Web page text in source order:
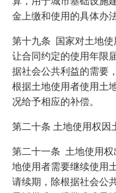
金上缴和使用的具体办
第十九条 国家对土地
让合同约定的使用年限
据社会公共利益的需要
根据土地使用者使用土
况给予相应的补偿。
第二十条 土地使用权因
第二十一条 土地使用
地使用者需要继续使用
请续期，除根据社会公